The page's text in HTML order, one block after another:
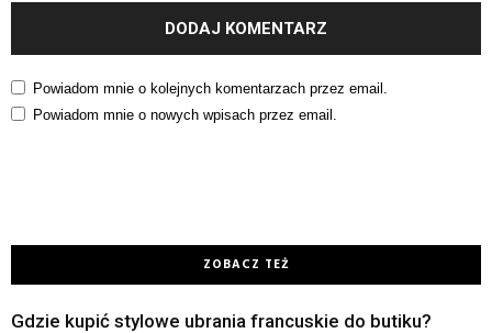
Powiadom mnie o kolejnych komentarzach przez email.
Powiadom mnie o nowych wpisach przez email.
ZOBACZ TEŻ
Gdzie kupić stylowe ubrania francuskie do butiku?